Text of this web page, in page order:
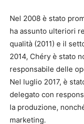
Nel 2008 è stato
ha assunto ulteriori
qualità (2011) e il
2014, Chéry è stato
responsabile delle
Nel luglio 2017, è
delegato con
la produzione,
marketing.